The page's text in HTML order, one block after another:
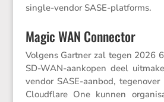
single-vendor SASE-platforms.
Magic WAN Connector
Volgens Gartner zal tegen 2026
SD-WAN-aankopen deel
vendor SASE-aanbod,
Cloud­flare One kunnen